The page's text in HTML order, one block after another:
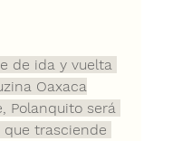
de ida y vuelta
Oaxaca
Polanquito será
que trasciende